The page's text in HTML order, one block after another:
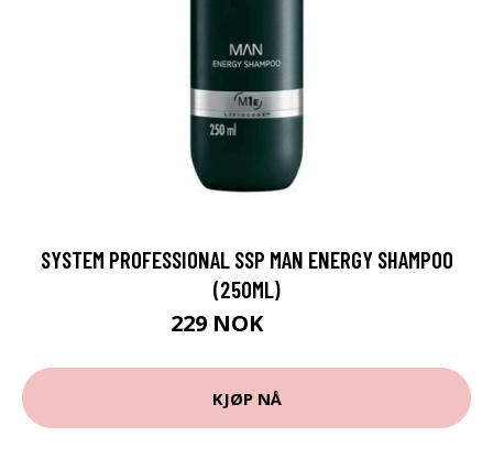
SYSTEM PROFESSIONAL SSP MAN ENERGY SHAMPOO
(250ML)
229 NOK
KJØP NÅ